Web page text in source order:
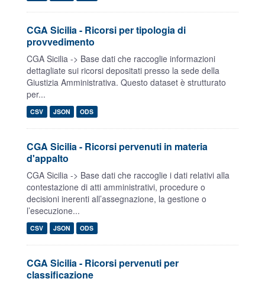
CGA Sicilia - Ricorsi per tipologia di
provvedimento
CGA Sicilia -> Base dati che raccoglie informazioni
dettagliate sui ricorsi depositati presso la sede della
Giustizia Amministrativa. Questo dataset è strutturato
per...
CSV JSON ODS
CGA Sicilia - Ricorsi pervenuti in materia
d'appalto
CGA Sicilia -> Base dati che raccoglie i dati relativi alla
contestazione di atti amministrativi, procedure o
decisioni inerenti all’assegnazione, la gestione o
l’esecuzione...
CSV JSON ODS
CGA Sicilia - Ricorsi pervenuti per
classificazione